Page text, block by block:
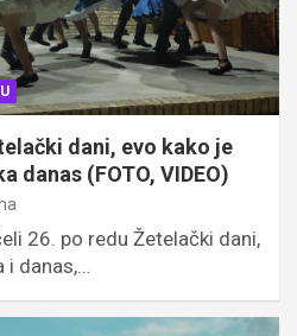
dani, evo kako je
danas (FOTO, VIDEO)
26. po redu Žetelački dani,
i danas,…